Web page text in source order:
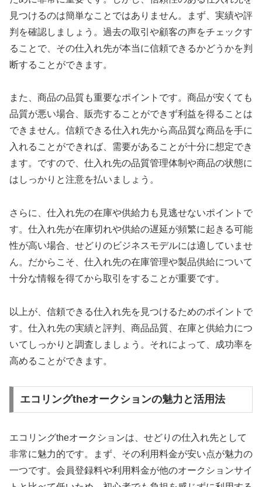
見つけるのは簡単なことではありません。まず、実績や評
判を確認しましょう。過去の取引や顧客の声をチェックす
ることで、その仕入れ先が本当に信頼できるかどうかを判
断することができます。
また、商品の品質も重要なポイントです。商品が安くても
品質が悪い場合、販売することができず利益を得ることは
できません。信頼できる仕入れ先から高品質な商品を手に
入れることができれば、需要があることが十分に想定でき
ます。ですので、仕入れ先の品質管理体制や商品の状態に
はしっかりと注意を払いましょう。
さらに、仕入れ先の在庫や供給力も見逃せないポイントで
す。仕入れ先が在庫切れや供給の遅延が頻繁に起きる可能
性が高い場合、せどりのビジネスモデルには適していませ
ん。だからこそ、仕入れ先の在庫管理や製品供給について
十分な情報を得てから取引をすることが重要です。
以上が、信頼できる仕入れ先を見つけるためのポイントで
す。仕入れ先の実績と評判、商品品質、在庫と供給力につ
いてしっかりと調査しましょう。それによって、成功率を
高めることができます。
エコリングtheオークションの魅力と活用法
エコリングtheオークションは、せどりの仕入れ先として
非常に魅力的です。まず、その利用料金が安い点が魅力の
一つです。会員登録料や利用料金が他のオークションサイ